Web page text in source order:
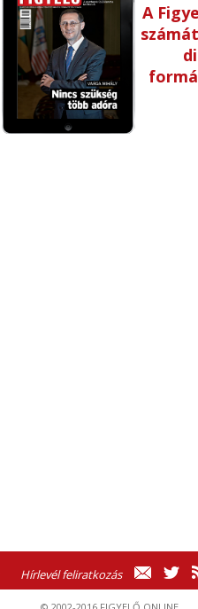
A
Hírlevél feliratkozás